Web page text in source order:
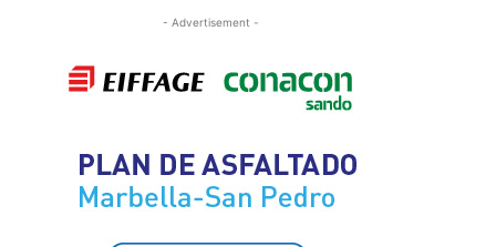
- Advertisement -